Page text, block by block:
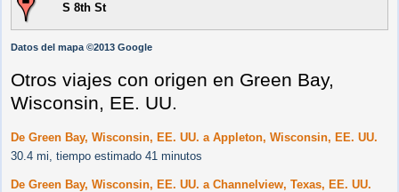
S 8th St
Datos del mapa ©2013 Google
Otros viajes con origen en Green Bay,
Wisconsin, EE. UU.
De Green Bay, Wisconsin, EE. UU. a Appleton, Wisconsin, EE. UU.
30.4 mi, tiempo estimado 41 minutos
De Green Bay, Wisconsin, EE. UU. a Channelview, Texas, EE. UU.